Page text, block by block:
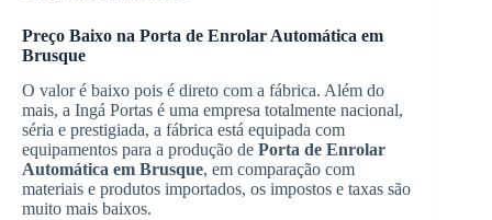
Preço Baixo na Porta de Enrolar Automática em
Brusque
O valor é baixo pois é direto com a fábrica. Além do
mais, a Ingá Portas é uma empresa totalmente nacional,
séria e prestigiada, a fábrica está equipada com
equipamentos para a produção de Porta de Enrolar
Automática em Brusque, em comparação com
materiais e produtos importados, os impostos e taxas são
muito mais baixos.